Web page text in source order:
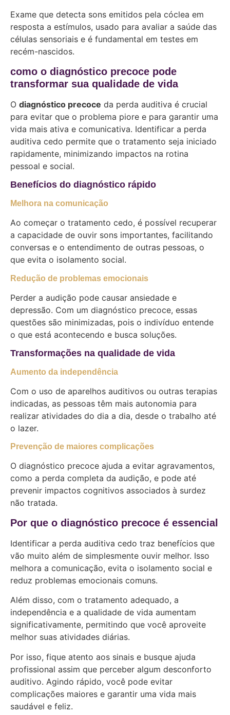
Exame que detecta sons emitidos pela cóclea em
resposta a estímulos, usado para avaliar a saúde das
células sensoriais e é fundamental em testes em
recém-nascidos.
como o diagnóstico precoce pode
transformar sua qualidade de vida
O diagnóstico precoce da perda auditiva é crucial
para evitar que o problema piore e para garantir uma
vida mais ativa e comunicativa. Identificar a perda
auditiva cedo permite que o tratamento seja iniciado
rapidamente, minimizando impactos na rotina
pessoal e social.
Benefícios do diagnóstico rápido
Melhora na comunicação
Ao começar o tratamento cedo, é possível recuperar
a capacidade de ouvir sons importantes, facilitando
conversas e o entendimento de outras pessoas, o
que evita o isolamento social.
Redução de problemas emocionais
Perder a audição pode causar ansiedade e
depressão. Com um diagnóstico precoce, essas
questões são minimizadas, pois o indivíduo entende
o que está acontecendo e busca soluções.
Transformações na qualidade de vida
Aumento da independência
Com o uso de aparelhos auditivos ou outras terapias
indicadas, as pessoas têm mais autonomia para
realizar atividades do dia a dia, desde o trabalho até
o lazer.
Prevenção de maiores complicações
O diagnóstico precoce ajuda a evitar agravamentos,
como a perda completa da audição, e pode até
prevenir impactos cognitivos associados à surdez
não tratada.
Por que o diagnóstico precoce é essencial
Identificar a perda auditiva cedo traz benefícios que
vão muito além de simplesmente ouvir melhor. Isso
melhora a comunicação, evita o isolamento social e
reduz problemas emocionais comuns.
Além disso, com o tratamento adequado, a
independência e a qualidade de vida aumentam
significativamente, permitindo que você aproveite
melhor suas atividades diárias.
Por isso, fique atento aos sinais e busque ajuda
profissional assim que perceber algum desconforto
auditivo. Agindo rápido, você pode evitar
complicações maiores e garantir uma vida mais
saudável e feliz.